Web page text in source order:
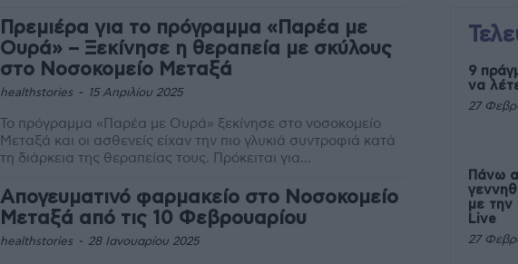
Πρεμιέρα για το πρόγραμμα «Παρέα με
Ουρά» – Ξεκίνησε η θεραπεία με σκύλους
στο Νοσοκομείο Μεταξά
healthstories - 15 Απριλίου 2025
Το πρόγραμμα «Παρέα με Ουρά» ξεκίνησε στο νοσοκομείο
Μεταξά και οι ασθενείς είχαν την πιο γλυκιά συντροφιά κατά
τη διάρκεια της θεραπείας τους. Πρόκειται για...
Απογευματινό φαρμακείο στο Νοσοκομείο
Μεταξά από τις 10 Φεβρουαρίου
healthstories - 28 Ιανουαρίου 2025
9
να
27
Πάνω
με την
Live
27